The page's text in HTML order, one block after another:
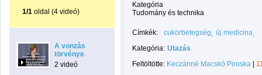
1/1 oldal (4 videó)
A vonzás
törvénye
2 videó
Kategória
Tudomány és technika
Címkék: cukorbetegség
új medicina
Kategória: Utazás
Feltöltötte: Keczánné Macskó Piroska